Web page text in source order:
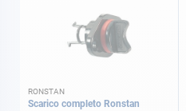
RONSTAN
Scarico completo Ronstan